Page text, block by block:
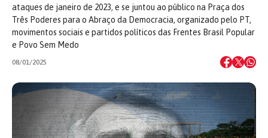
ataques de janeiro de 2023, e se juntou ao público na Praça dos
Três Poderes para o Abraço da Democracia, organizado pelo PT,
movimentos sociais e partidos políticos das Frentes Brasil Popular
e Povo Sem Medo
08/01/2025